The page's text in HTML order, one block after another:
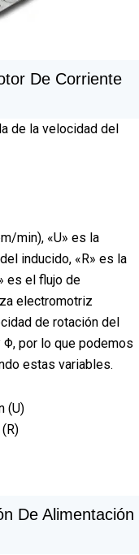
De Corriente
de la velocidad del
min), «U» es la
inducido, «R» es la
es el flujo de
electromotriz
de rotación del
Φ, por lo que podemos
estas variables.
(U)
De Alimentación